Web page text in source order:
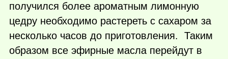
получился более ароматным лимонную
цедру необходимо растереть с сахаром за
несколько часов до приготовления. Таким
образом все эфирные масла перейдут в